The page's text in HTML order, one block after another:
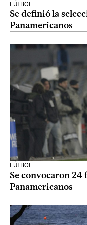
FÚTBOL
Se definió la
Panamericanos
FÚTBOL
Se convocaron 24
Panamericanos